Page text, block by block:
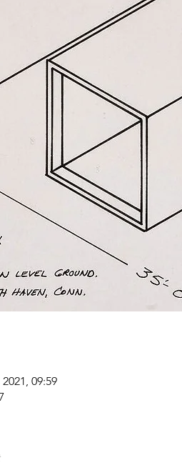
09:59